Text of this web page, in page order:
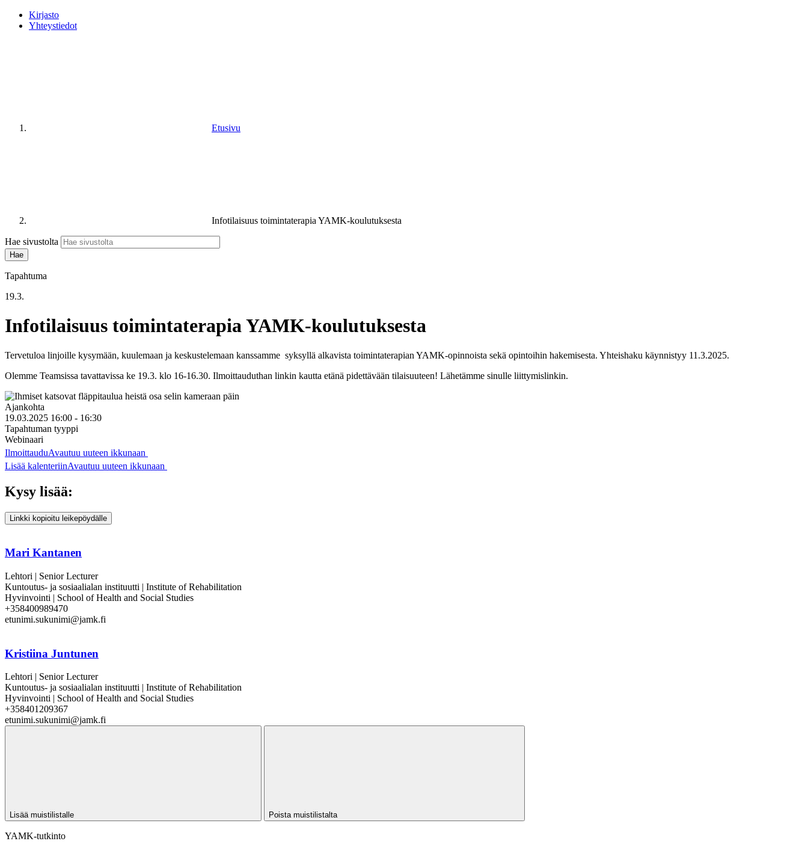
Kirjasto
Yhteystiedot
Etusivu
Infotilaisuus toimintaterapia YAMK-koulutuksesta
Hae sivustolta
Tapahtuma
19.3.
Infotilaisuus toimintaterapia YAMK-koulutuksesta
Tervetuloa linjoille kysymään, kuulemaan ja keskustelemaan kanssamme syksyllä alkavista toimintaterapian YAMK-opinnoista sekä opintoihin hakemisesta. Yhteishaku käynnistyy 11.3.2025.
Olemme Teamsissa tavattavissa ke 19.3. klo 16-16.30. Ilmoittauduthan linkin kautta etänä pidettävään tilaisuuteen! Lähetämme sinulle liittymislinkin.
Ajankohta
19.03.2025 16:00 - 16:30
Tapahtuman tyyppi
Webinaari
IlmoittauduAvautuu uuteen ikkunaan
Lisää kalenteriinAvautuu uuteen ikkunaan
Kysy lisää:
Linkki kopioitu leikepöydälle
Mari Kantanen
Lehtori | Senior Lecturer
Kuntoutus- ja sosiaalialan instituutti | Institute of Rehabilitation
Hyvinvointi | School of Health and Social Studies
+358400989470
etunimi.sukunimi@jamk.fi
Kristiina Juntunen
Lehtori | Senior Lecturer
Kuntoutus- ja sosiaalialan instituutti | Institute of Rehabilitation
Hyvinvointi | School of Health and Social Studies
+358401209367
etunimi.sukunimi@jamk.fi
Lisää muistilistalle Poista muistilistalta
YAMK-tutkinto